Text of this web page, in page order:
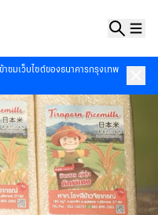
าชมเว็บไซต์ของธนาคารกรุงเทพ